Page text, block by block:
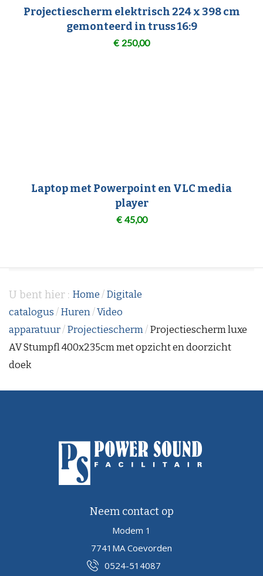
Projectiescherm elektrisch 224 x 398 cm
gemonteerd in truss 16:9
€ 250,00
Laptop met Powerpoint en VLC media
player
€ 45,00
U bent hier : Home / Digitale
catalogus / Huren /Video
apparatuur / Projectiescherm / Projectiescherm luxe
AV Stumpfl 400x235cm met opzicht en doorzicht
doek
Neem contact op
Modem 1
7741MA Coevorden
0524-514087